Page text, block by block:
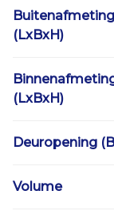
(LxBxH)
(LxBxH)
Deuropening
Volume